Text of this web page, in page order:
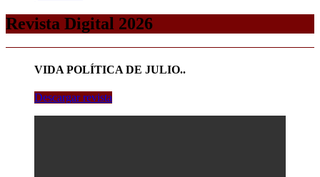
Revista Digital 2026
VIDA POLÍTICA DE JULIO..
Descargar revista